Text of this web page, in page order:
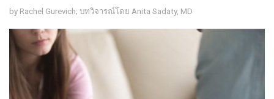
by Rachel Gurevich; บทวิจารณ์โดย Anita Sadaty, MD